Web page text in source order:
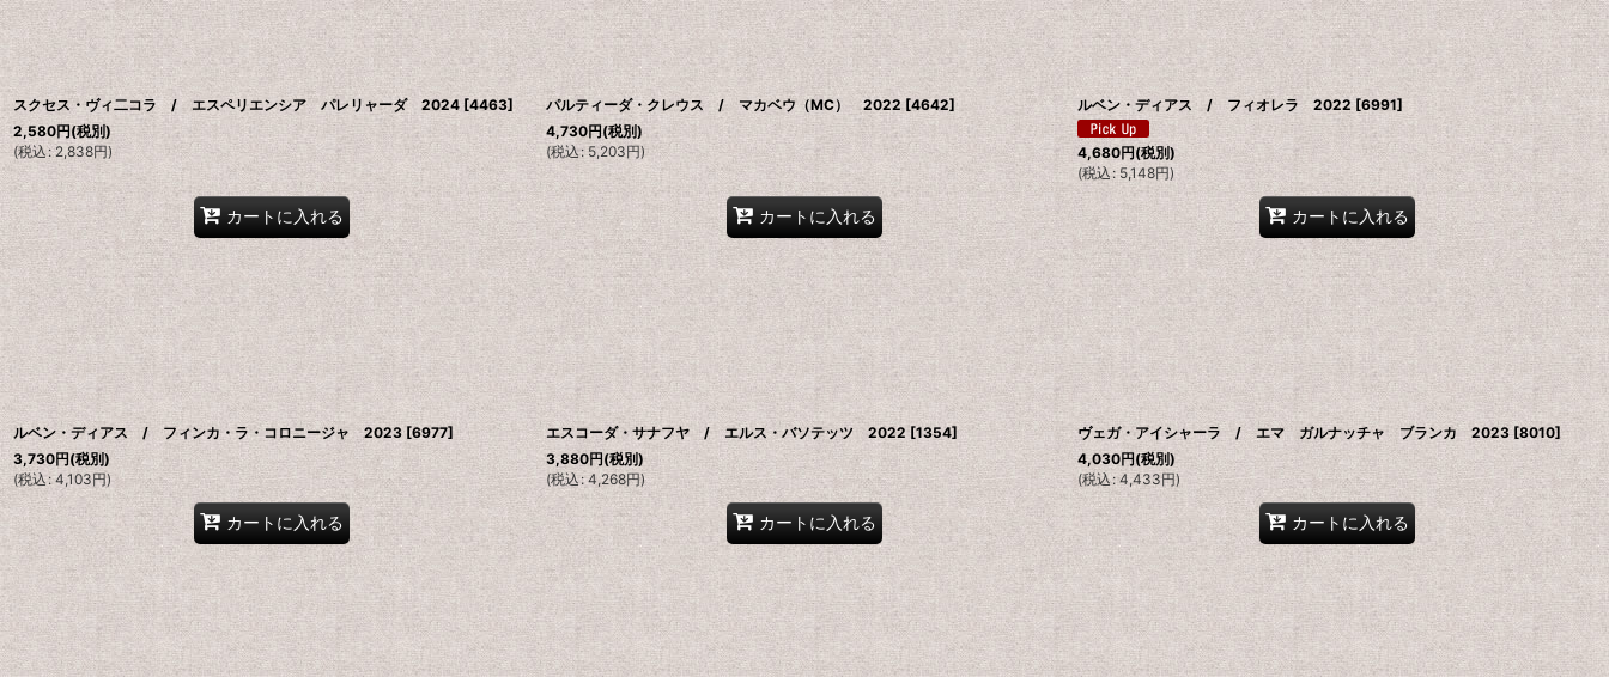
絞り込む
スクセス・ヴィ二コラ / エスペリエンシア パレリャーダ 2024 [4463]
2,580円(税別)
(税込: 2,838円)
カートに入れる
パルティーダ・クレウス / マカベウ（MC） 2022 [4642]
4,730円(税別)
(税込: 5,203円)
カートに入れる
ルベン・ディアス / フィオレラ 2022 [6991]
4,680円(税別)
(税込 : 5,148円)
カートに入れる
ルベン・ディアス / フィンカ・ラ・コロニージャ 2023 [6977]
3,730円(税別)
(税込: 4,103円)
カートに入れる
エスコーダ・サナフヤ / エルス・バソテッツ 2022 [1354]
3,880円(税別)
(税込: 4,268円)
カートに入れる
ヴェガ・アイシャーラ / エマ ガルナッチャ ブランカ 2023 [8010]
4,030円(税別)
(税込: 4,433円)
カートに入れる